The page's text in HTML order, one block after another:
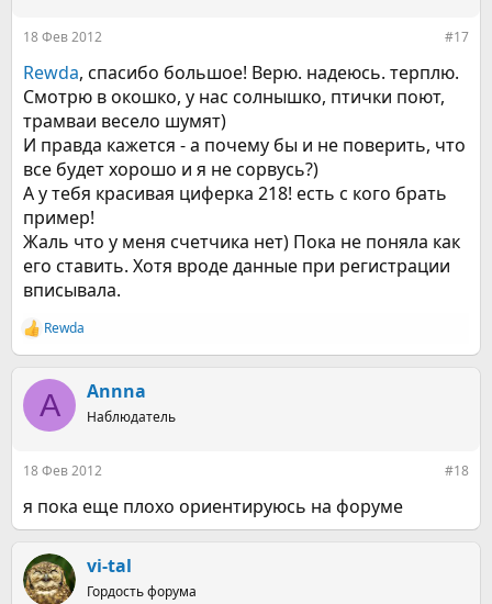
18 Фев 2012 #17
Rewda, спасибо большое! Верю. надеюсь. терплю.
Смотрю в окошко, у нас солнышко, птички поют,
трамваи весело шумят)
И правда кажется - а почему бы и не поверить, что
все будет хорошо и я не сорвусь?)
А у тебя красивая циферка 218! есть с кого брать
пример!
Жаль что у меня счетчика нет) Пока не поняла как
его ставить. Хотя вроде данные при регистрации
вписывала.
Р
е
к
ц
и
Rewda
A Annna
Наблюдатель
18 Фев 2012 #18
я пока еще плохо ориентируюсь на форуме
vi-tal
Гордость форума